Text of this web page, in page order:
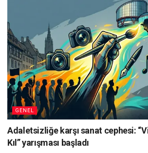
GENEL
Adaletsizliğe karşı sanat cephesi:
Kıl” yarışması başladı